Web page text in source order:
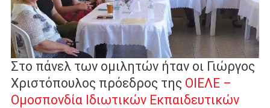
Στο πάνελ των ομιλητών ήταν οι Γιώργος
Χριστόπουλος πρόεδρος της ΟΙΕΛΕ –
Ομοσπονδία Ιδιωτικών Εκπαιδευτικών